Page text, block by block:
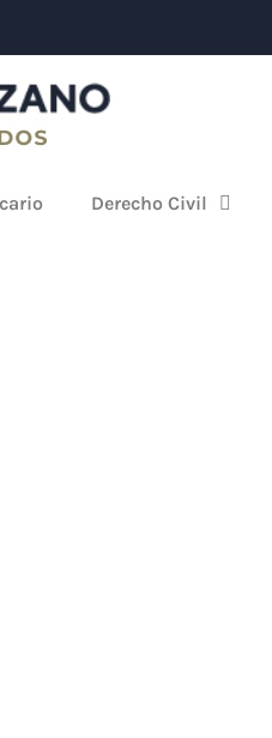
Derecho Civil